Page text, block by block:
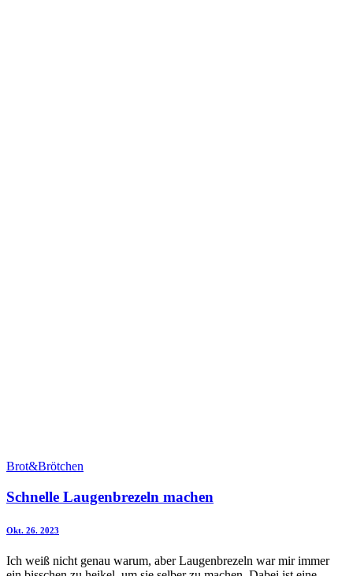
Brot&Brötchen
Schnelle Laugenbrezeln machen
Okt. 26. 2023
Ich weiß nicht genau warum, aber Laugenbrezeln war mir immer